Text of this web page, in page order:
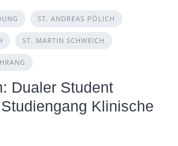
ST. ANDREAS PÖLICH
ST. MARTIN SCHWEICH
Dualer Student
Klinische